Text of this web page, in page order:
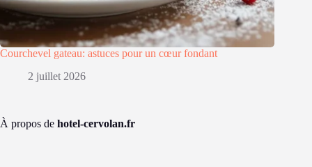
Courchevel gateau: astuces pour un cœur fondant
2 juillet 2026
À propos de hotel-cervolan.fr